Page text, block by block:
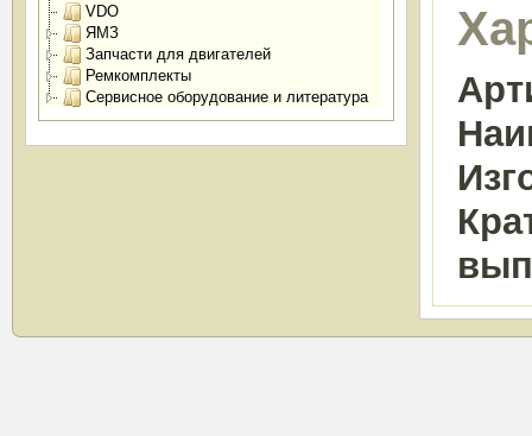
VDO
ЯМЗ
Запчасти для двигателей
Ремкомплекты
Сервисное оборудование и литература